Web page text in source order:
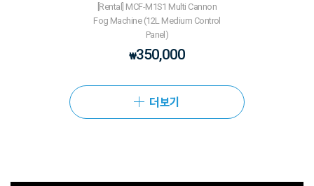
[Rental] MCF-M1S1 Multi Cannon
Fog Machine (12L Medium Control
Panel)
₩350,000
더보기